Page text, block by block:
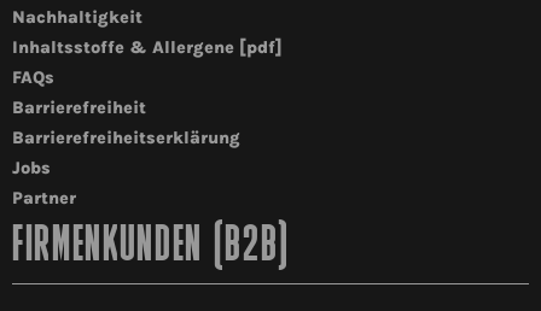
Nachhaltigkeit
Inhaltsstoffe & Allergene [pdf]
FAQs
Barrierefreiheit
Barrierefreiheitserklärung
Jobs
Partner
FIRMENKUNDEN (B2B)